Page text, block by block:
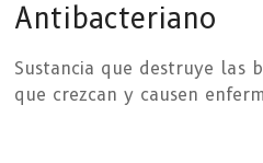
Antibacteriano
Sustancia que destruye las
que crezcan y causen